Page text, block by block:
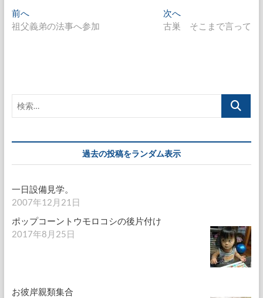
投
稿
ゲ
ー
ョ
ン
前へ
去
祖父義弟の法事へ参加
次へ
古巣 そこまで言って
過去の投稿をランダム表示
一日設備見学。
2007年12月21日
ポップコーントウモロコシの後片付け
2017年8月25日
お彼岸親類集合